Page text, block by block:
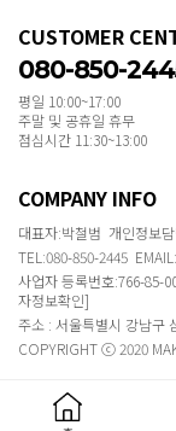
CUSTOMER
080-850-
평일 10:00~17:00
주말 및 공휴일 휴무
점심시간 11:30~13:00
COMPANY INFO
대표자:박철범 개인정보
TEL:080-850-2445
사업자 등록번호:766-85-
자정보확인]
주소 : 서울특별시 강남구
COPYRIGHT ⓒ 2020